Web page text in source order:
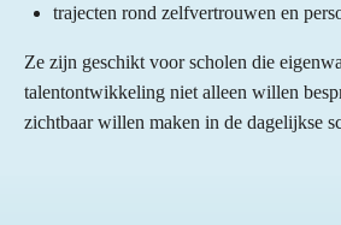
trajecten rond zelfvertrouwen en
Ze zijn geschikt voor scholen die
talentontwikkeling niet alleen willen
zichtbaar willen maken in de dagelijkse